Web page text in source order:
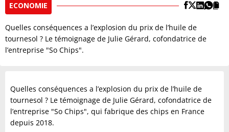
ECONOMIE
Quelles conséquences a l’explosion du prix de l’huile de
tournesol ? Le témoignage de Julie Gérard, cofondatrice de
l’entreprise "So Chips".
Quelles conséquences a l’explosion du prix de l’huile de
tournesol ? Le témoignage de Julie Gérard, cofondatrice de
l’entreprise "So Chips", qui fabrique des chips en France
depuis 2018.